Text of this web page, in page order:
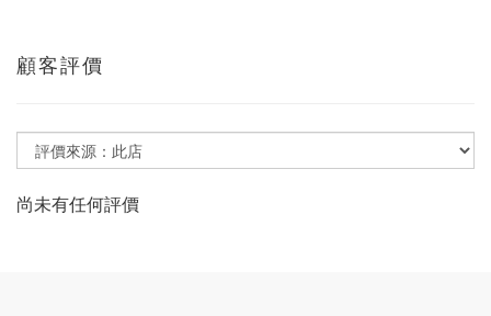
顧客評價
尚未有任何評價